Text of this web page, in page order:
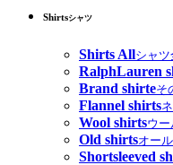
Shirtsシャツ
Shirts Allシャツ
RalphLauren
Brand shirteそ
Flannel shirts
Wool shirtsウー
Old shirtsオー
Shortsleeved